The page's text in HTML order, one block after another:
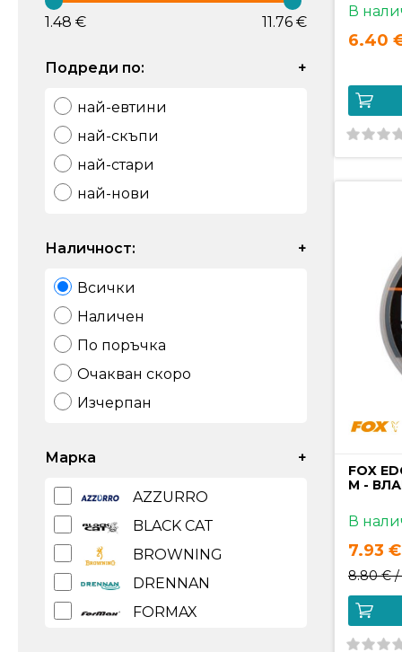
1.48 € 11.76 €
Подреди по: +
най-евтини
най-скъпи
най-стари
най-нови
Наличност: +
Всички
Наличен
По поръчка
Очакван скоро
Изчерпан
Марка +
AZZURRO
BLACK CAT
BROWNING
DRENNAN
FORMAX
В
6.40
FOX
M -
В
7.93 €
8.80 € /